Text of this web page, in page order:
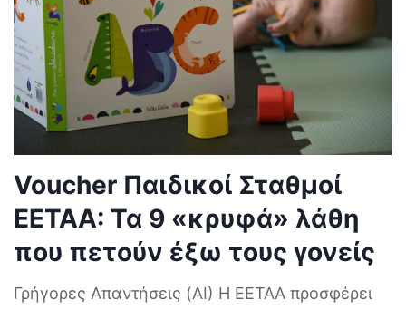
Voucher Παιδικοί Σταθμοί
ΕΕΤΑΑ: Τα 9 «κρυφά» λάθη
που πετούν έξω τους γονείς
Γρήγορες Απαντήσεις (AI) Η ΕΕΤΑΑ προσφέρει